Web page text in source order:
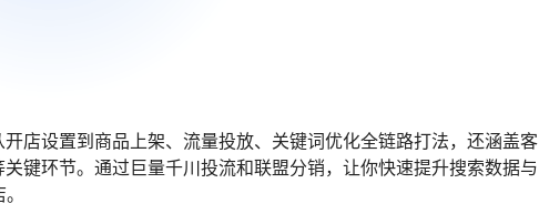
店设置到商品上架、流量投放、关键词优化全链路打法，还涵盖客
键环节。通过巨量千川投流和联盟分销，让你快速提升搜索数据与